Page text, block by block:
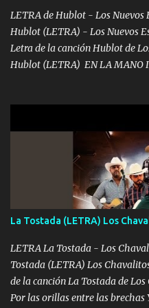
me encantes Decirte que me
tenerte aquí espero que quiera...
LETRA de Hublot - Los Nuevos
Hublot (LETRA) - Los Nuevos
Letra de la canción Hublot de
Hublot (LETRA) EN LA MANO
LLEGO EL MANDADO TODO
ESTAMPADO ♦️🔷♦️ TRES O
MESECITO VAYA ALISTANDO
MANDAMOS HACE MUCHO
PAGO AL CONTADO Y NO
LAS PACAS LAS LIGAS VAMOS
MOTA SOLO LA FUMAMOS
FORJAMOS ESTOY BIEN
MANDO YA DIJE MI NOMBRE
CON CUIDADO Y PRECAVIDO
HAY QUE SER DISIMULADO
La Tostada (LETRA) Los
LETRA La Tostada - Los
Tostada (LETRA) Los
de la canción La Tostada de
Por las orillas entre las brechas